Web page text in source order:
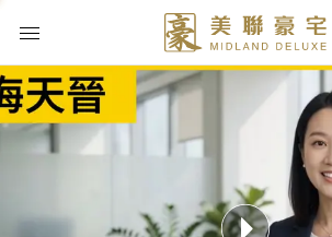
物业出售